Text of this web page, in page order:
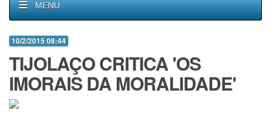
MENU
10/2/2015 08:44
TIJOLAÇO CRITICA 'OS
IMORAIS DA MORALIDADE'